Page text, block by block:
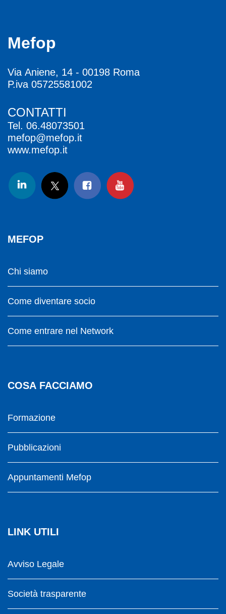
Mefop
Via Aniene, 14 - 00198 Roma
P.iva 05725581002
CONTATTI
Tel. 06.48073501
mefop@mefop.it
www.mefop.it
MEFOP
Chi siamo
Come diventare socio
Come entrare nel Network
COSA FACCIAMO
Formazione
Pubblicazioni
Appuntamenti Mefop
LINK UTILI
Avviso Legale
Società trasparente